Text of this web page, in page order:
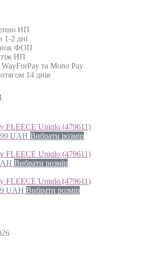
НП
1-2 дні
ФОП
НП
та Mono Pay
14 днів
FLEECE Uniqlo (479611)
UAH Вибрати розмір
FLEECE Uniqlo (479611)
Вибрати розмір
FLEECE Uniqlo (479611)
UAH Вибрати розмір